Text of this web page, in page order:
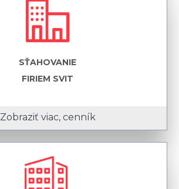
SŤAHOVANIE
FIRIEM SVIT
Zobraziť viac, cenník